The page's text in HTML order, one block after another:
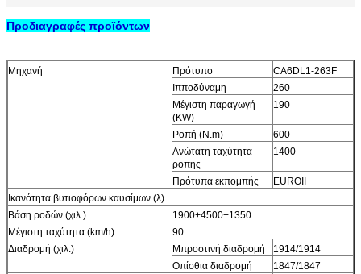
Προδιαγραφές προϊόντων
Μηχανή Πρότυπο
CA6DL1-263F
Ιπποδύναμη
260
Μέγιστη παραγωγή
(KW)
190
Ροπή (N.m)
600
Ανώτατη ταχύτητα
ροπής
1400
Πρότυπα εκπομπής
EUROII
Ικανότητα βυτιοφόρων καυσίμων (λ)
Βάση ροδών (χιλ.)
1900+4500+1350
Μέγιστη ταχύτητα (km/h)
90
Διαδρομή (χιλ.)
Μπροστινή διαδρομή
1914/1914
Οπίσθια διαδρομή
1847/1847